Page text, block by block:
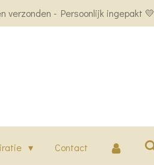
verzonden - Persoonlijk ingepakt 💛
Contact